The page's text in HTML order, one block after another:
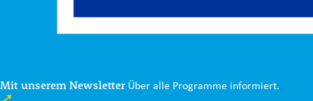
Mit unserem Newsletter Über alle Programme informiert.